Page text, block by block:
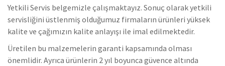
Yetkili Servis belgemizle çalışmaktayız. Sonuç olarak yetkili
servisliğini üstlenmiş olduğumuz firmaların ürünleri yüksek
kalite ve çağımızın kalite anlayışı ile imal edilmektedir.
Üretilen bu malzemelerin garanti kapsamında olması
önemlidir. Ayrıca ürünlerin 2 yıl boyunca güvence altında